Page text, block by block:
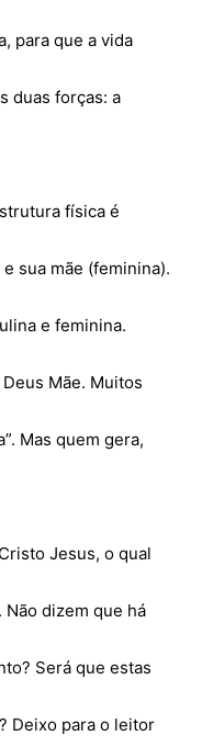
para que a vida
duas forças: a
física é
sua mãe (feminina).
e feminina.
Mãe. Muitos
Mas quem gera,
Jesus, o qual
dizem que há
Será que estas
Deixo para o leitor